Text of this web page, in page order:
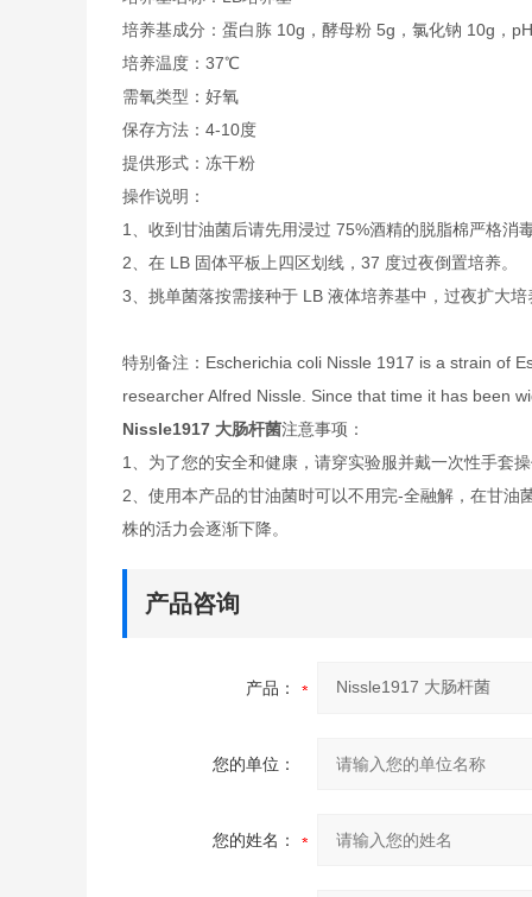
培养基成分：蛋白胨 10g，酵母粉 5g，氯化钠 10g，
培养温度：37℃
需氧类型：好氧
保存方法：4-10度
提供形式：冻干粉
操作说明：
1、收到甘油菌后请先用浸过 75%酒精的脱脂棉严格消
2、在 LB 固体平板上四区划线，37 度过夜倒置培养。
3、挑单菌落按需接种于 LB 液体培养基中，过夜扩大培
特别备注：Escherichia coli Nissle 1917 is a strain of
researcher Alfred Nissle. Since that time it has been
Nissle1917 大肠杆菌注意事项：
1、为了您的安全和健康，请穿实验服并戴一次性手套
2、使用本产品的甘油菌时可以不用完-全融解，在甘
株的活力会逐渐下降。
产品咨询
产品：
您的单位：
您的姓名：